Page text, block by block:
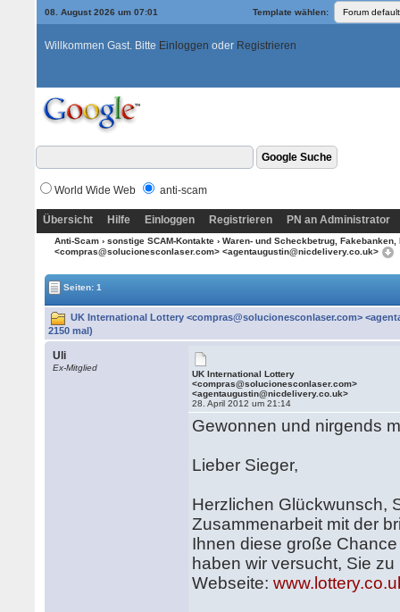
08. August 2026 um 07:01 Template wählen:
Willkommen Gast. Bitte Einloggen oder Registrieren
World Wide Web anti-scam
Übersicht Hilfe Einloggen Registrieren PN an Administrator
Anti-Scam› sonstige SCAM-Kontakte› Waren- und Scheckbetrug,
<compras@solucionesconlaser.com> <agentaugustin@nicdelivery.co.uk>
Seiten: 1
UK International Lottery <compras@solucionesconlaser.com>
2150 mal)
Uli
Ex-Mitglied
UK International Lottery
<compras@solucionesconlaser.com>
<agentaugustin@nicdelivery.co.uk>
28. April 2012 um 21:14
Gewonnen und nirgends
Lieber Sieger,
Herzlichen Glückwunsch,
Zusammenarbeit mit der
Ihnen diese große
haben wir versucht, Sie
Webseite: